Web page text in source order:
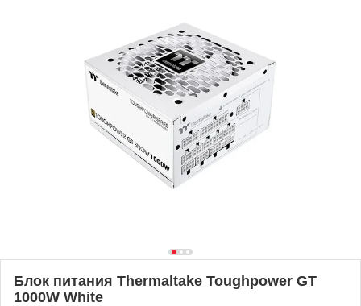
Блок питания Thermaltake Toughpower GT
1000W White